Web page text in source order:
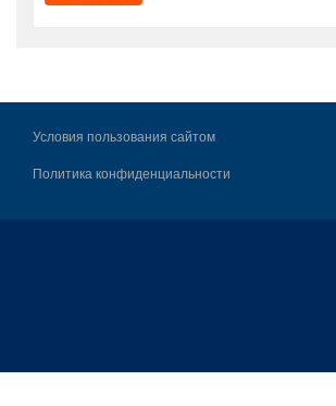
Условия пользования сайтом
Политика конфиденциальности